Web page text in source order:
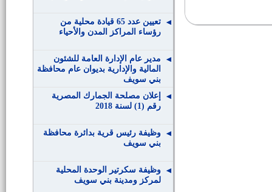
تعيين عدد 65 قيادة محلية من
رؤساء المراكز المدن والأحياء
مدير عام الإدارة العامة للشئون
المالية والإدارية بديوان عام محافظة
بني سويف
إعلان مصلحة الجمارك المصرية
رقم (1) لسنة 2018
وظيفة رئيس قرية بدائرة محافظة
بني سويف
وظيفة سكرتير الوحدة المحلية
لمركز ومدينة بني سويف